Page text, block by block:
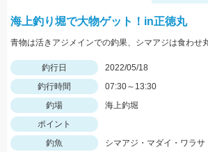
海上釣り堀で大物ゲット！in正徳丸
釣行日
2022/05/18
釣行時間
07:30～13:30
釣場
海上釣堀
ポイント
釣魚
シマアジ・マダイ・ワラサ